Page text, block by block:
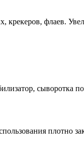
флаев.
сыворотка
плотно